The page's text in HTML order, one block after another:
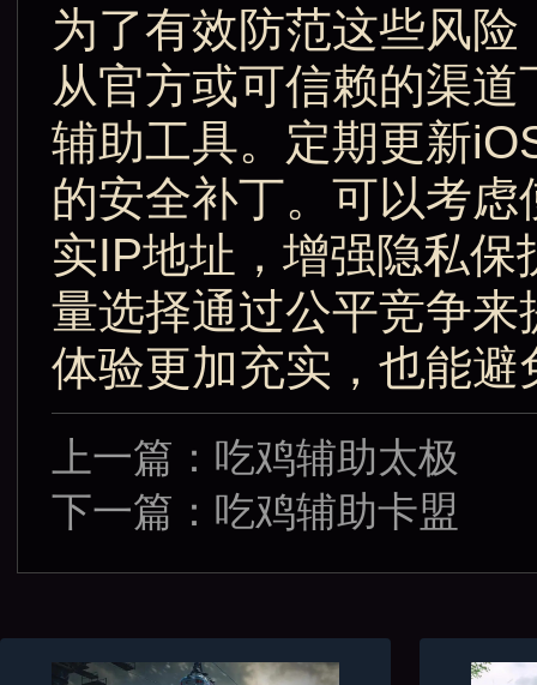
为了有效防范这些风
从官方或可信赖的渠
辅助工具。定期更新
的安全补丁。可以考
实IP地址，增强隐私
量选择通过公平竞争
体验更加充实，也能避
上一篇： 吃鸡辅助太极
下一篇： 吃鸡辅助卡盟